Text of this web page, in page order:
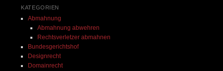
kann seine Kanzlei nur von ganzem
Herzen empfehlen.
KATEGORIEN
Abmahnung
Abmahnung abwehren
Rechtsverletzer abmahnen
Bundesgerichtshof
Designrecht
Domainrecht